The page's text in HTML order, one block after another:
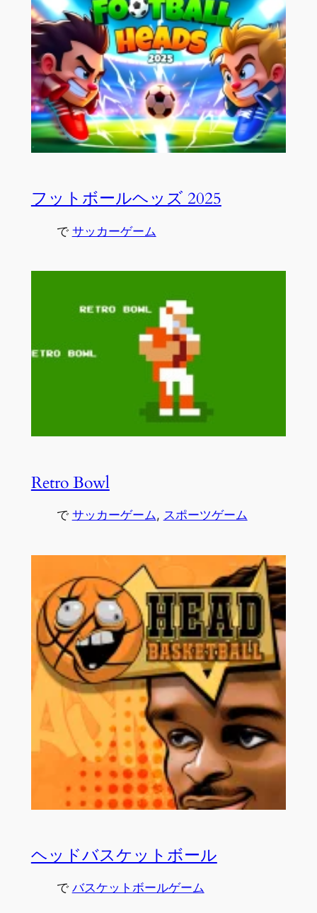
フットボールヘッズ 2025
で サッカーゲーム
Retro Bowl
で サッカーゲーム, スポーツゲーム
ヘッドバスケットボール
で バスケットボールゲーム